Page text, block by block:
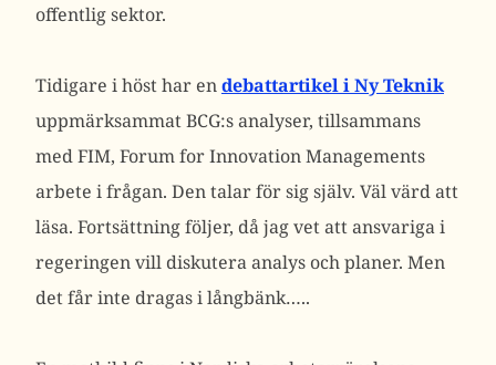
offentlig sektor.
Tidigare i höst har endebattartikel i Ny Teknik
uppmärksammat BCG:s analyser, tillsammans
med FIM, Forum for Innovation Managements
arbete i frågan. Den talar för sig själv. Väl värd att
läsa. Fortsättning följer, då jag vet att ansvariga i
regeringen vill diskutera analys och planer. Men
det får inte dragas i långbänk…..